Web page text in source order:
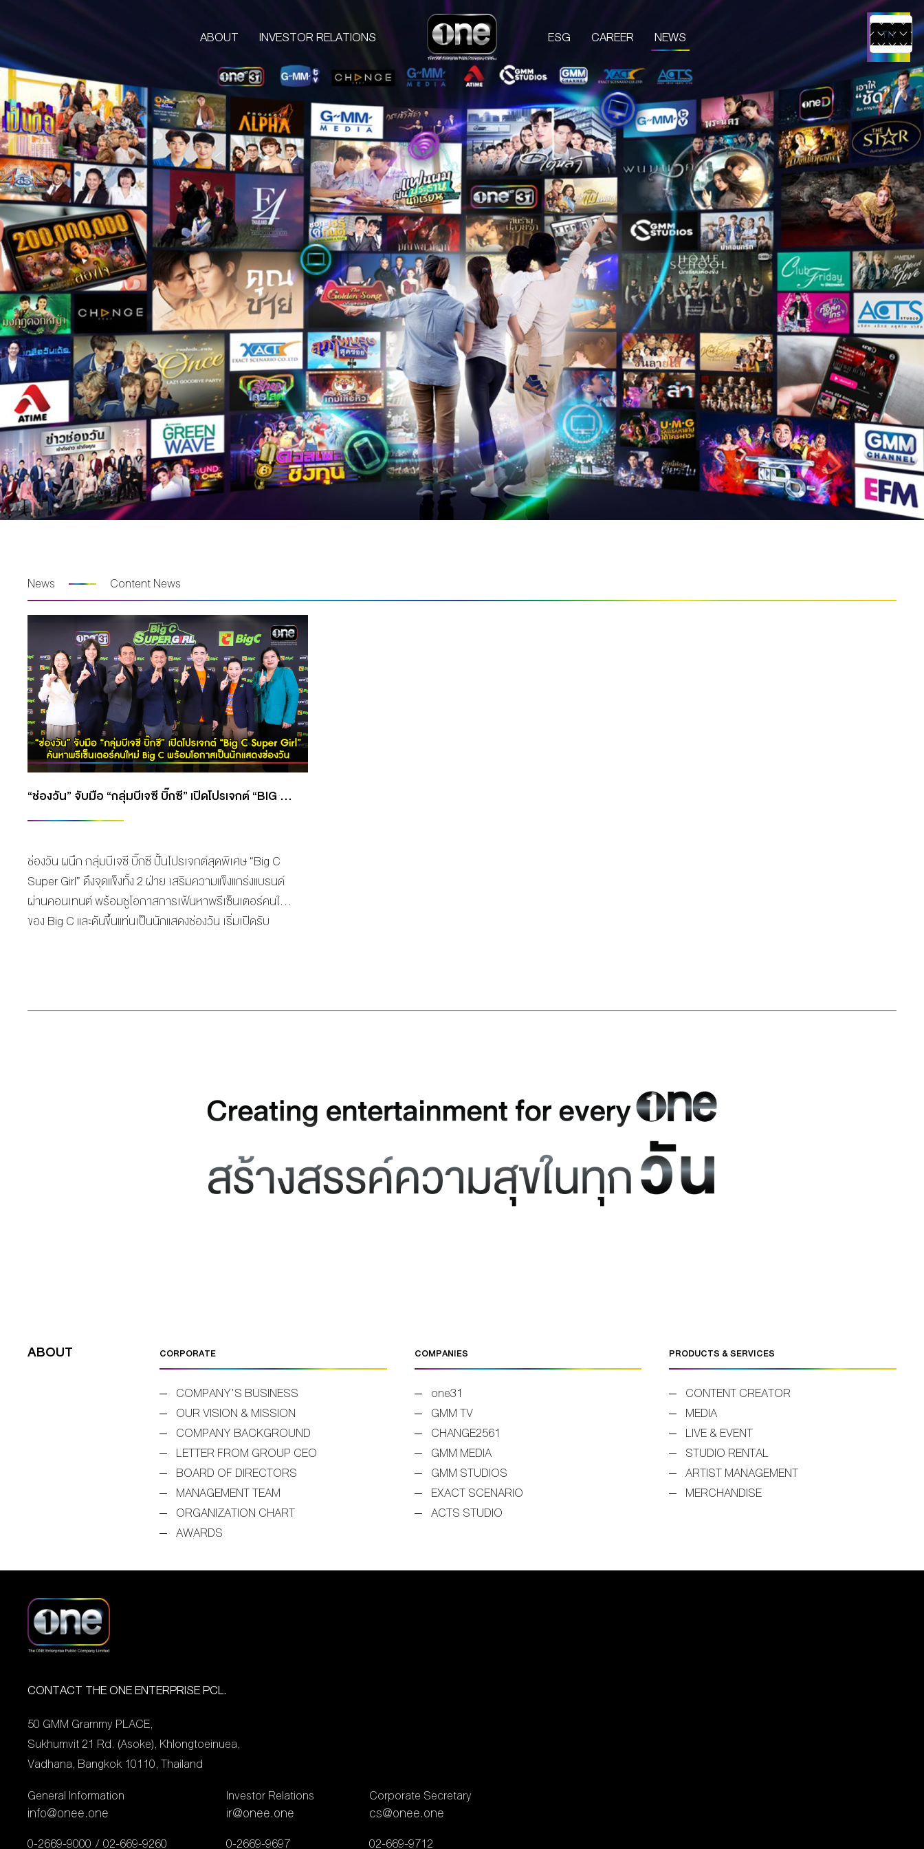
ABOUT INVESTOR RELATIONS ESG CAREER NEWS
TH
EN
ABOUT
CORPORATE
COMPANY’S BUSINESS
OUR VISION & MISSION
COMPANY BACKGROUND
LETTER FROM GROUP CEO
BOARD OF DIRECTORS
MANAGEMENT TEAM
ORGANIZATION CHART
AWARDS
COMPANIES
one31
GMM TV
CHANGE2561
GMM MEDIA
GMM STUDIOS
EXACT SCENARIO
ACTS STUDIO
PRODUCTS & SERVICES
CONTENT CREATOR
MEDIA
LIVE & EVENT
STUDIO RENTAL
ARTIST MANAGEMENT
MERCHANDISE
News Content News
“ช่องวัน” จับมือ “กลุ่มบีเจซี บิ๊กซี” เปิดโปรเจกต์ “BIG C SUPER GIRL” ค้นหาพรีเซ็นเตอร์คนใหม่ BIG C พร้อมโอกาสเป็นนักแสดงช่องวัน
ช่องวัน ผนึก กลุ่มบีเจซี บิ๊กซี ปั้นโปรเจกต์สุดพิเศษ “Big C
Super Girl” ดึงจุดแข็งทั้ง 2 ฝ่าย เสริมความแข็งแกร่งแบรนด์
ผ่านคอนเทนต์ พร้อมชูโอกาสการเฟ้นหาพรีเซ็นเตอร์คนใหม่
ของ Big C และดันขึ้นแท่นเป็นนักแสดงช่องวัน เริ่มเปิดรับ
ABOUT CORPORATE
COMPANY’S BUSINESS
OUR VISION & MISSION
COMPANY BACKGROUND
LETTER FROM GROUP CEO
BOARD OF DIRECTORS
MANAGEMENT TEAM
ORGANIZATION CHART
AWARDS
COMPANIES
one31
GMM TV
CHANGE2561
GMM MEDIA
GMM STUDIOS
EXACT SCENARIO
ACTS STUDIO
PRODUCTS & SERVICES
CONTENT CREATOR
MEDIA
LIVE & EVENT
STUDIO RENTAL
ARTIST MANAGEMENT
MERCHANDISE
CONTACT THE ONE ENTERPRISE PCL.
50 GMM Grammy PLACE,
Sukhumvit 21 Rd. (Asoke), Khlongtoeinuea,
Vadhana, Bangkok 10110, Thailand
General Information
info@onee.one
0-2669-9000 02-669-9260
Investor Relations
ir@onee.one
0-2669-9697
Corporate Secretary
cs@onee.one
02-669-9712